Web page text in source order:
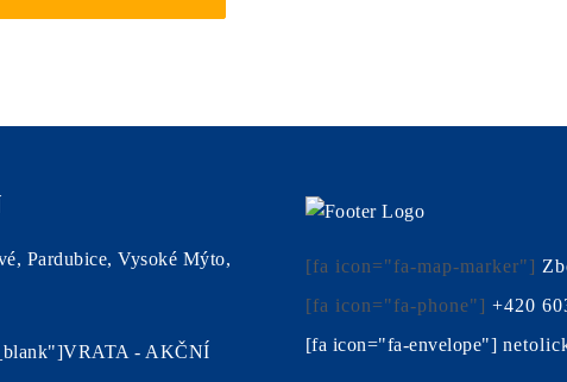
Pardubice, Vysoké Mýto,
- AKČNÍ
[fa icon="fa-map-marker"]
[fa icon="fa-phone"] +420
[fa icon="fa-envelope"]